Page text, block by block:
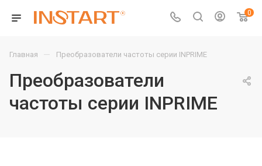
0
Главная — Преобразователи частоты серии INPRIME
Преобразователи
частоты серии INPRIME